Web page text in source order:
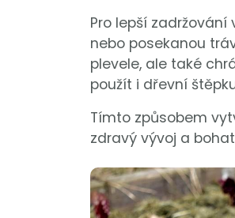
Pro lepší
nebo posekanou
plevele, ale také
použít i dřevní
Tímto způsobem
zdravý vývoj a